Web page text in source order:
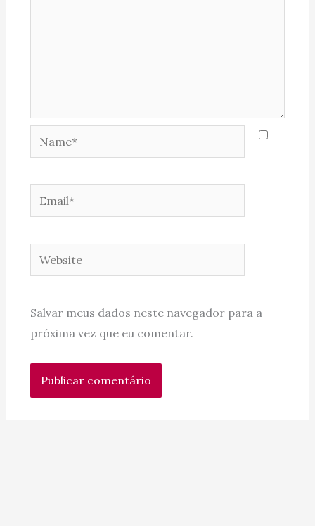
Name*
Email*
Website
Salvar meus dados neste navegador para a
próxima vez que eu comentar.